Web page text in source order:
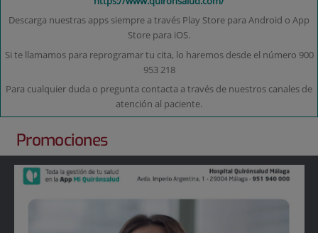
Descarga nuestras apps siempre a través Play Store para Android o App
Store para iOS.
Si te llamamos para reprogramar tu cita, lo haremos desde el número 900
953 218
Para cualquier duda o pregunta contacta a través de nuestros canales de
atención al paciente.
Promociones